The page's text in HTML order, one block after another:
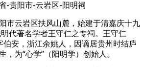
-贵阳市-云岩区-阳明祠
市云岩区扶风山麓，始建于清嘉庆十九
代著名学者王守仁之专祠。王守仁
伯安，浙江余姚人，因谪居贵州时结庐
，为“心学”（阳明学）创始人。